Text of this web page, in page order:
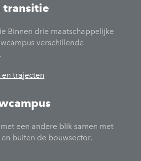
transitie
Binnen drie maatschappelijke
verschillende
trajecten
een andere blik samen met
buiten de bouwsector.